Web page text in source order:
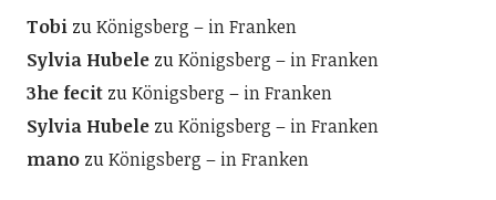
TobizuKönigsberg – in Franken
Sylvia HubelezuKönigsberg – in Franken
3he fecitzuKönigsberg – in Franken
Sylvia HubelezuKönigsberg – in Franken
manozuKönigsberg – in Franken